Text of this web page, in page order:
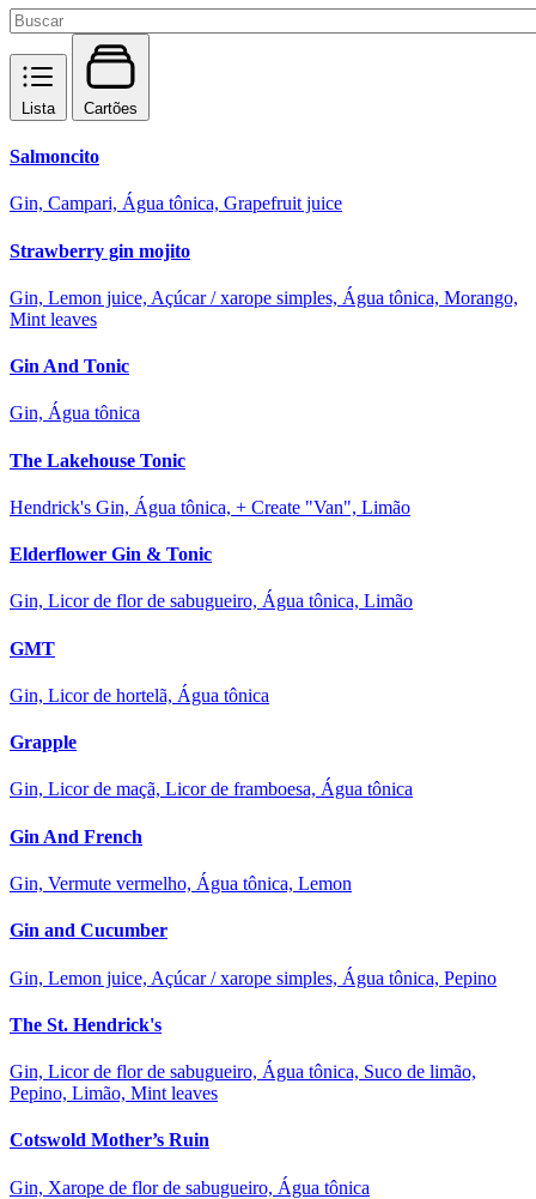
Lista Cartões
Salmoncito
Gin, Campari, Água tônica, Grapefruit juice
Strawberry gin mojito
Gin, Lemon juice, Açúcar / xarope simples, Água tônica, Morango,
Mint leaves
Gin And Tonic
Gin, Água tônica
The Lakehouse Tonic
Hendrick's Gin, Água tônica, + Create "Van", Limão
Elderflower Gin & Tonic
Gin, Licor de flor de sabugueiro, Água tônica, Limão
GMT
Gin, Licor de hortelã, Água tônica
Grapple
Gin, Licor de maçã, Licor de framboesa, Água tônica
Gin And French
Gin, Vermute vermelho, Água tônica, Lemon
Gin and Cucumber
Gin, Lemon juice, Açúcar / xarope simples, Água tônica, Pepino
The St. Hendrick's
Gin, Licor de flor de sabugueiro, Água tônica, Suco de limão,
Pepino, Limão, Mint leaves
Cotswold Mother’s Ruin
Gin, Xarope de flor de sabugueiro, Água tônica